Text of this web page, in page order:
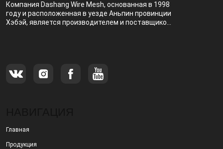
Компания Dashang Wire Mesh, основанная в 1998
году и расположенная в уезде Аньпин провинции
Хэбэй, является производителем и поставщиком,
Главная
Продукция